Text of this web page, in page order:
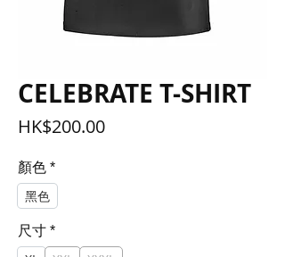
CELEBRATE T-SHIRT
HK$200.00價
顏色 *
黑色
尺寸 *